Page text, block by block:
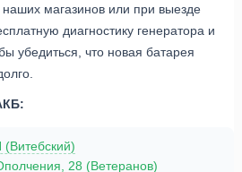
магазинов или при выезде
диагностику генератора и
убедиться, что новая батарея
28 (Ветеранов)